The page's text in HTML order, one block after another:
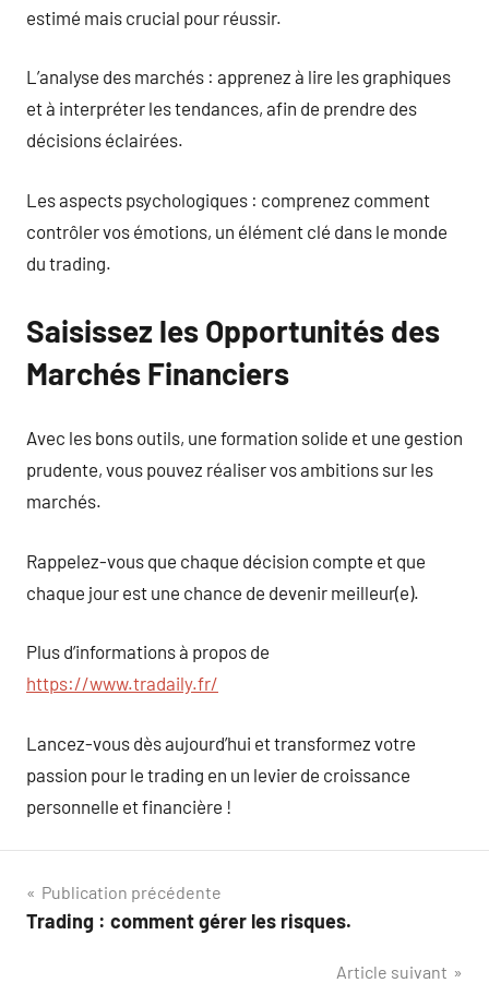
estimé mais crucial pour réussir.
L’analyse des marchés : apprenez à lire les graphiques
et à interpréter les tendances, afin de prendre des
décisions éclairées.
Les aspects psychologiques : comprenez comment
contrôler vos émotions, un élément clé dans le monde
du trading.
Saisissez les Opportunités des
Marchés Financiers
Avec les bons outils, une formation solide et une gestion
prudente, vous pouvez réaliser vos ambitions sur les
marchés.
Rappelez-vous que chaque décision compte et que
chaque jour est une chance de devenir meilleur(e).
Plus d’informations à propos de
https://www.tradaily.fr/
Lancez-vous dès aujourd’hui et transformez votre
passion pour le trading en un levier de croissance
personnelle et financière !
Navigation
de
Publication précédente
Trading : comment gérer les risques.
Article suivant